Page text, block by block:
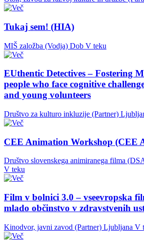
Tukaj sem! (HIA)
MIŠ založba (Vodja) Dob V teku
EUthentic Detectives – Fostering
people who face cognitive
and young volunteers
Društvo za kulturo inkluzije (Partner)
CEE Animation Workshop (CEE
Društvo slovenskega animiranega filma
V teku
Film v bolnici 3.0 – vseevropska
mlado občinstvo v zdravstvenih
Kinodvor, javni zavod (Partner) Ljubljana V